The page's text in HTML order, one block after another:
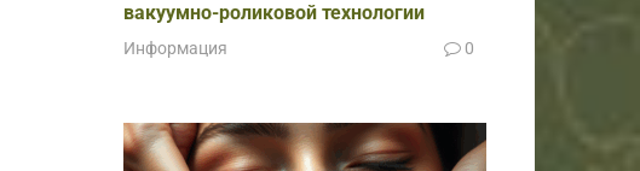
вакуумно-роликовой технологии
Информация 0